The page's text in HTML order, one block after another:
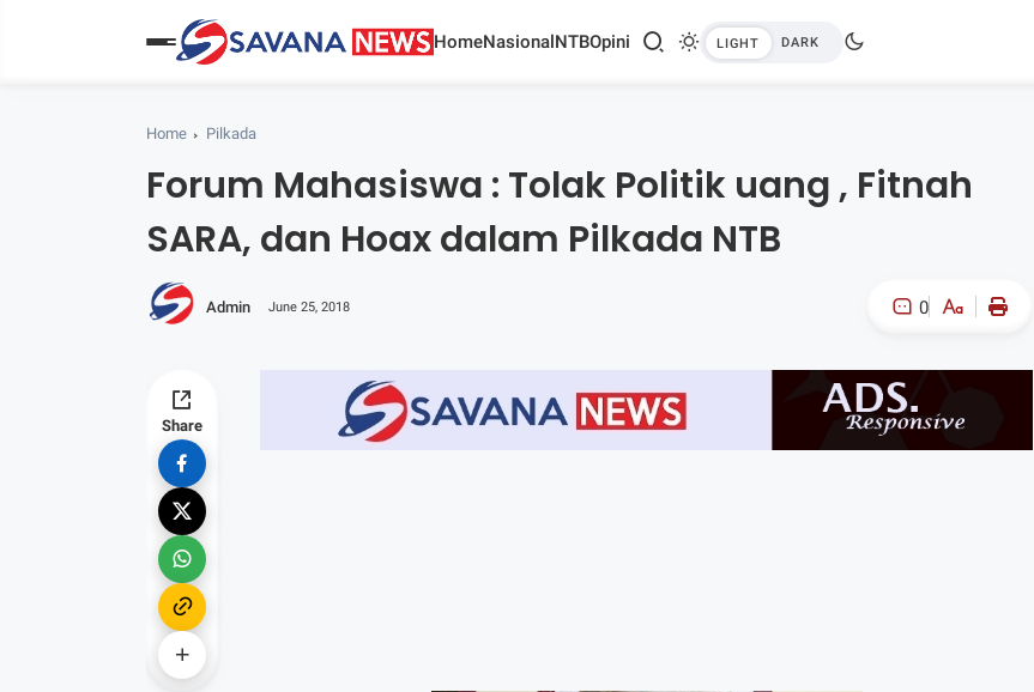
HomeNasionalNTBOpini
Home Pilkada
Forum Mahasiswa : Tolak Politik uang , Fitnah
SARA, dan Hoax dalam Pilkada NTB
Admin June 25, 2018 0
A-
Share